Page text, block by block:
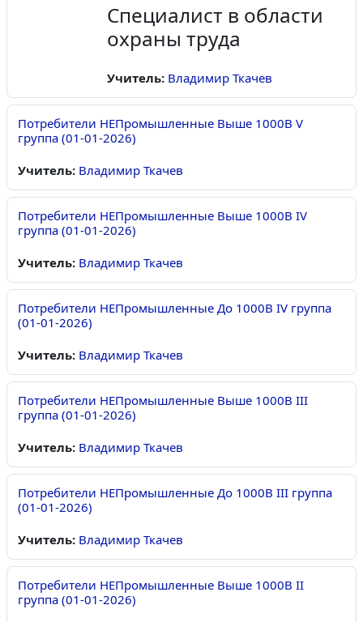
Специалист в области
охраны труда
Учитель: Владимир Ткачев
Потребители НЕПромышленные Выше 1000В V
группа (01-01-2026)
Учитель: Владимир Ткачев
Потребители НЕПромышленные Выше 1000В IV
группа (01-01-2026)
Учитель: Владимир Ткачев
Потребители НЕПромышленные До 1000В IV группа
(01-01-2026)
Учитель: Владимир Ткачев
Потребители НЕПромышленные Выше 1000В III
группа (01-01-2026)
Учитель: Владимир Ткачев
Потребители НЕПромышленные До 1000В III группа
(01-01-2026)
Учитель: Владимир Ткачев
Потребители НЕПромышленные Выше 1000В II
группа (01-01-2026)